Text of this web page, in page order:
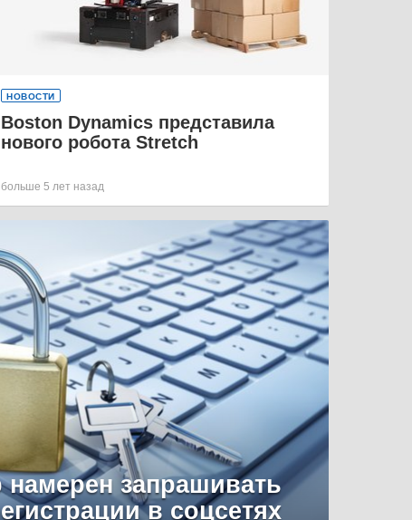
НОВОСТИ
Boston Dynamics представила
нового робота Stretch
больше 5 лет назад
намерен запрашивать
в соцсетях